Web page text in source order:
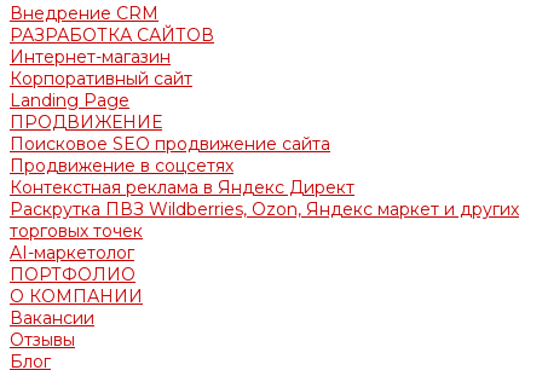
Внедрение CRM
РАЗРАБОТКА САЙТОВ
Интернет-магазин
Корпоративный сайт
Landing Page
ПРОДВИЖЕНИЕ
Поисковое SEO продвижение сайта
Продвижение в соцсетях
Контекстная реклама в Яндекс Директ
Раскрутка ПВЗ Wildberries, Ozon, Яндекс маркет и других
торговых точек
AI-маркетолог
ПОРТФОЛИО
О КОМПАНИИ
Вакансии
Отзывы
Блог